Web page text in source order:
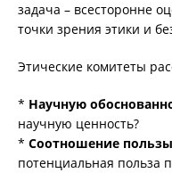
задача – всесторонне
точки зрения этики и
Этические комитеты
* Научную
научную ценность?
* Соотношение
потенциальная польза